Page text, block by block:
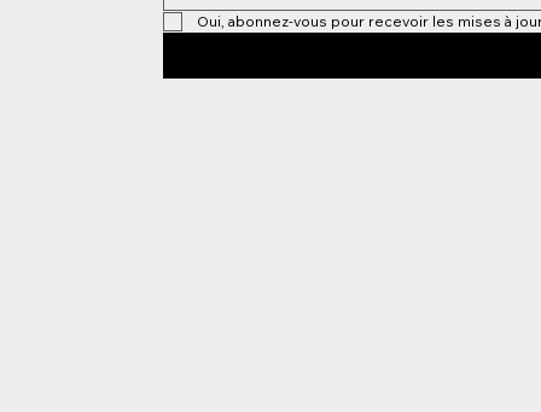
Oui, abonnez-vous pour recevoir les mises à